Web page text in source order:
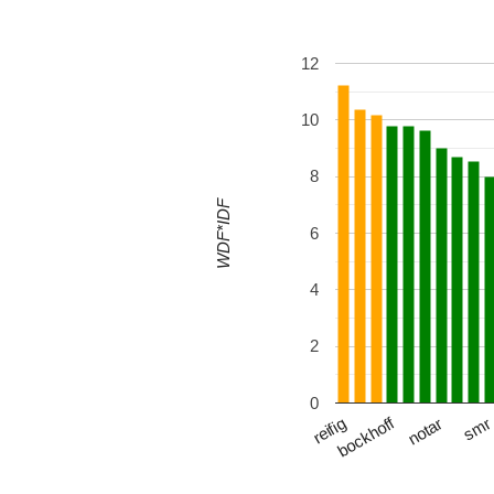
reifigbockhoff notar smr
0
2
4
6
8
10
12
WDF*IDF